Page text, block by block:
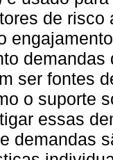
de
ser fontes
o suporte
essas
demandas